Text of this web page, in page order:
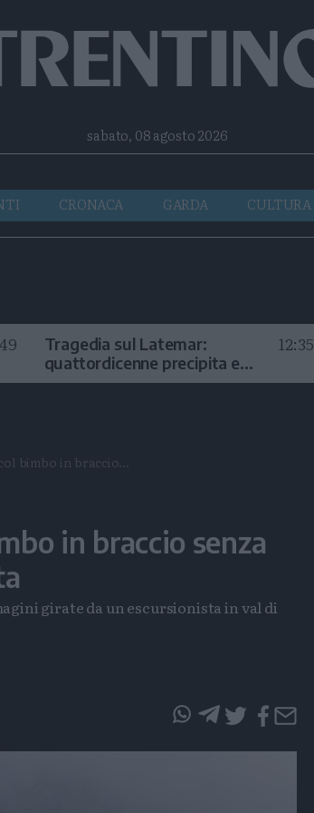
Telegram
RSSsabato, 08 agosto 2026
CRONACA GARDA CULTURA
Tragedia sul Latemar:
quattordicenne precipita e
muore
12:35
bimbo in braccio...
in braccio senza
girate da un escursionista in val di